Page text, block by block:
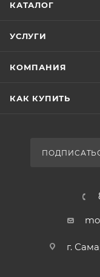
КАТАЛОГ
УСЛУГИ
КОМПАНИЯ
КАК КУПИТЬ
г.